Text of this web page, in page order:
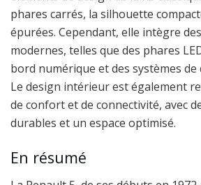
phares carrés, la silhouette
épurées. Cependant, elle intègre
modernes, telles que des phares
bord numérique et des systèmes de
Le design intérieur est également
de confort et de connectivité, avec
durables et un espace optimisé.
En résumé